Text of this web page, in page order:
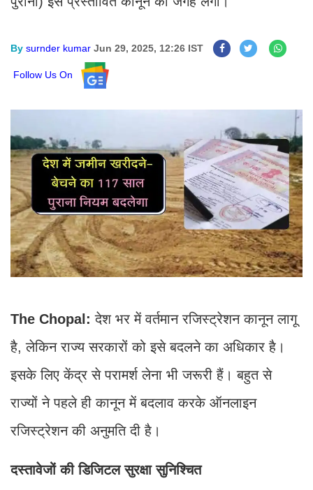
By surnder kumar Jun 29, 2025, 12:26 IST
Follow Us On
The Chopal: देश भर में वर्तमान रजिस्ट्रेशन कानून लागू
है, लेकिन राज्य सरकारों को इसे बदलने का अधिकार है।
इसके लिए केंद्र से परामर्श लेना भी जरूरी हैं। बहुत से
राज्यों ने पहले ही कानून में बदलाव करके ऑनलाइन
रजिस्ट्रेशन की अनुमति दी है।
दस्तावेजों की डिजिटल सुरक्षा सुनिश्चित